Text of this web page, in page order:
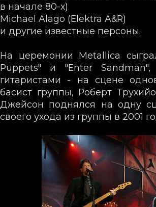
в начале 80-х)
Michael Alago (Elektra A&R)
и другие известные персоны.
На церемонии Metallica
Puppets" и "Enter
гитаристами - на сцене
басист группы, Роберт
Джейсон поднялся на одну
своего ухода из группы в 2001